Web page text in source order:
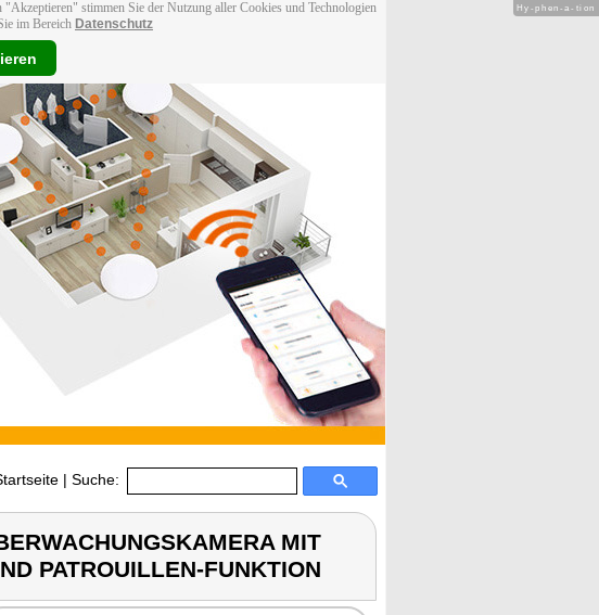
stimmen Sie der Nutzung aller Cookies und Technologien
im Bereich Datenschutz
| Suche:
MIT
PATROUILLEN-FUNKTION
Hy-phen-a-tion